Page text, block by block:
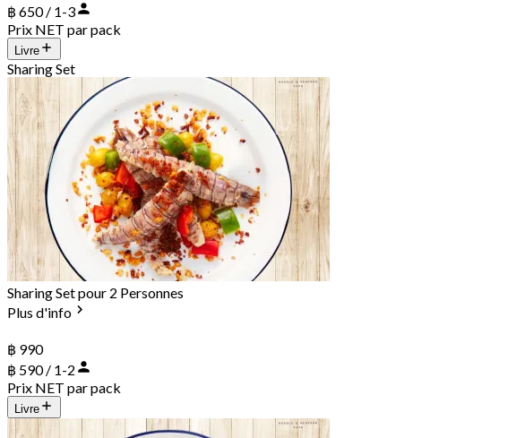
฿ 650 / 1-3
Prix NET par pack
Livre
Sharing Set
Sharing Set pour 2 Personnes
Plus d'info
฿ 990
฿ 590 / 1-2
Prix NET par pack
Livre